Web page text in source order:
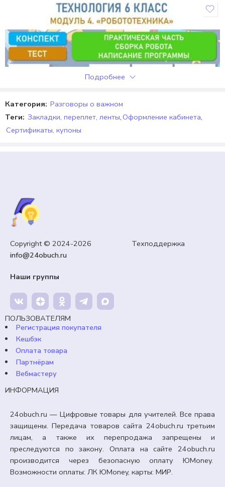
Отзывов пока нет.
6 КЛАСС
«Движение модели транспортного робота.
Проведение испытания, анализ разработанных
программ»
99,00 ₽Кешбэк:
Продавец:24obuch.ru
В корзину
Подробнее
Категория: Разговоры о важном
Теги: Закладки, переплет, ленты,Оформление кабинета,
Сертификаты, купоны
Copyright © 2024-2026 Техподдержка
info@24obuch.ru
Наши группы
ПОЛЬЗОВАТЕЛЯМ
Регистрация покупателя
Кешбэк
Оплата товара
Партнёрам
Вебмастеру
ИНФОРМАЦИЯ
24obuch.ru — Цифровые товары для учителей. Все права
защищены. Передача товаров сайта 24obuch.ru третьим
лицам, а также их перепродажа запрещены и
преследуются по закону. Оплата на сайте 24obuch.ru
производится через безопасную оплату ЮMoney.
Возможности оплаты: ЛК ЮMoney, карты: МИР.